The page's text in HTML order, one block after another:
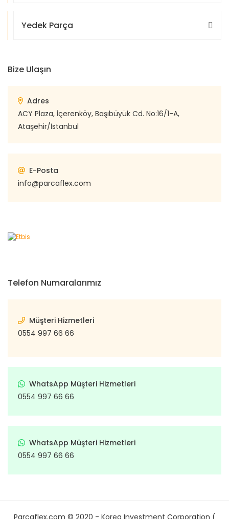
Yedek Parça
Bize Ulaşın
Adres
ACY Plaza, İçerenköy, Başıbüyük Cd. No:16/1-A,
Ataşehir/İstanbul
E-Posta
info@parcaflex.com
Telefon Numaralarımız
Müşteri Hizmetleri
0554 997 66 66
WhatsApp Müşteri Hizmetleri
0554 997 66 66
WhatsApp Müşteri Hizmetleri
0554 997 66 66
Parcaflex.com © 2020 - Korea Investment Corporation (